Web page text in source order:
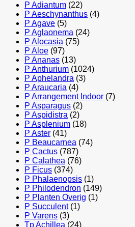
P Adiantum (22)
P Aeschynanthus (4)
P Agave (5)
P Aglaonema (24)
P Alocasia (75)
P Aloe (97)
P Ananas (13)
P Anthurium (1024)
P Aphelandra (3)
P Araucaria (4)
P Arrangement Indoor (7)
P Asparagus (2)
P Aspidistra (2)
P Asplenium (18)
P Aster (41)
P Beaucarnea (74)
P Cactus (787)
P Calathea (76)
P Ficus (374)
P Phalaenopsis (1)
P Philodendron (149)
P Planten Overig (1)
P Succulent (1)
P Varens (3)
Tp Achillea (24)